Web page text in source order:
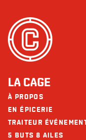
LA CAGE
À PROPOS
EN ÉPICERIE
TRAITEUR
5 BUTS 8 AILES